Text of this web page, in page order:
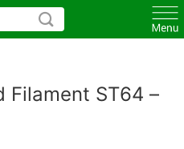
Filament ST64 –